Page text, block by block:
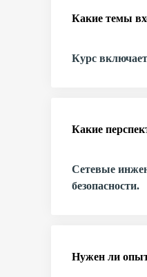
Какие темы
Курс
Какие
Сетевые
безопасности.
Нужен ли